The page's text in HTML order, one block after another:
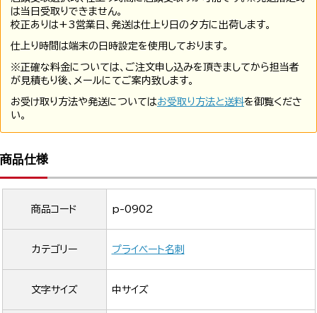
は当日受取りできません。
校正ありは+3営業日、発送は仕上り日の夕方に出荷します。
仕上り時間は端末の日時設定を使用しております。
※正確な料金については、ご注文申し込みを頂きましてから担当者
が見積もり後、メールにてご案内致します。
お受け取り方法や発送についてはお受取り方法と送料を御覧くださ
い。
商品仕様
商品コード p-0902
カテゴリー プライベート名刺
文字サイズ 中サイズ